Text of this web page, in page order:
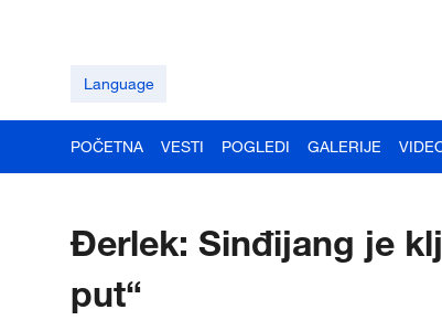
Language
POČETNA VESTI POGLEDI GALERIJE
Đerlek: Sinđijang je
put“